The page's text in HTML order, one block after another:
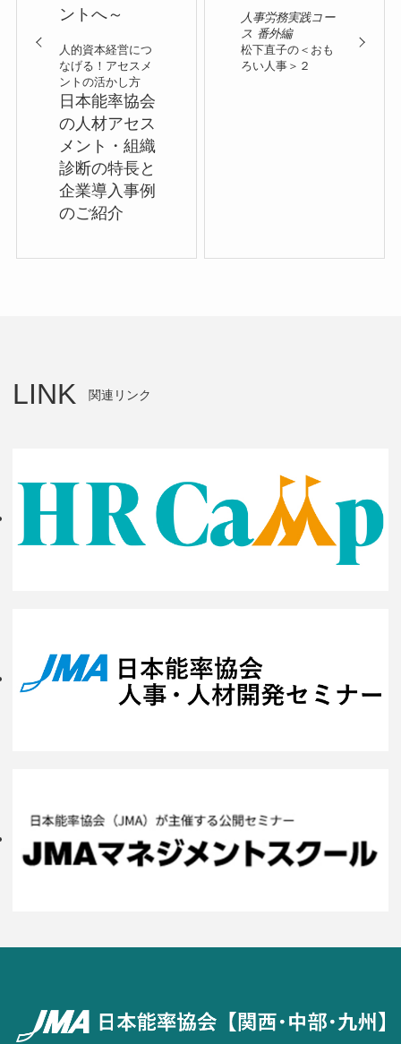
ントへ～
人的資本経営につ
なげる！アセスメ
ントの活かし方
日本能率協会
の人材アセス
メント・組織
診断の特長と
企業導入事例
のご紹介
人事労務実践コー
ス 番外編
松下直子の＜おも
ろい人事＞２
LINK 関連リンク